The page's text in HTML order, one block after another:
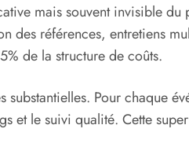
mais souvent invisible
références, entretiens
de la structure de coûts.
Pour chaque
et le suivi qualité. Cette